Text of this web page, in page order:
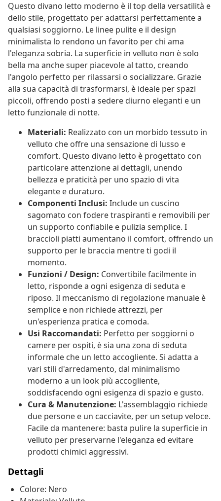
Questo divano letto moderno è il top della versatilità e
dello stile, progettato per adattarsi perfettamente a
qualsiasi soggiorno. Le linee pulite e il design
minimalista lo rendono un favorito per chi ama
l'eleganza sobria. La superficie in velluto non è solo
bella ma anche super piacevole al tatto, creando
l'angolo perfetto per rilassarsi o socializzare. Grazie
alla sua capacità di trasformarsi, è ideale per spazi
piccoli, offrendo posti a sedere diurno eleganti e un
letto funzionale di notte.
Materiali: Realizzato con un morbido tessuto in
velluto che offre una sensazione di lusso e
comfort. Questo divano letto è progettato con
particolare attenzione ai dettagli, unendo
bellezza e praticità per uno spazio di vita
elegante e duraturo.
Componenti Inclusi: Include un cuscino
sagomato con fodere traspiranti e removibili per
un supporto confiabile e pulizia semplice. I
braccioli piatti aumentano il comfort, offrendo un
supporto per le braccia mentre ti godi il
momento.
Funzioni / Design: Convertibile facilmente in
letto, risponde a ogni esigenza di seduta e
riposo. Il meccanismo di regolazione manuale è
semplice e non richiede attrezzi, per
un'esperienza pratica e comoda.
Usi Raccomandati: Perfetto per soggiorni o
camere per ospiti, è sia una zona di seduta
informale che un letto accogliente. Si adatta a
vari stili d'arredamento, dal minimalismo
moderno a un look più accogliente,
soddisfacendo ogni esigenza di spazio e gusto.
Cura & Manutenzione: L'assemblaggio richiede
due persone e un cacciavite, per un setup veloce.
Facile da mantenere: basta pulire la superficie in
velluto per preservarne l'eleganza ed evitare
prodotti chimici aggressivi.
Dettagli
Colore: Nero